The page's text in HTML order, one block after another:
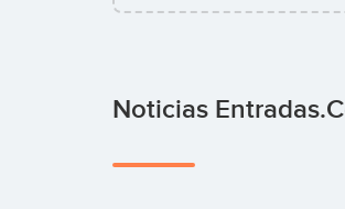
Noticias